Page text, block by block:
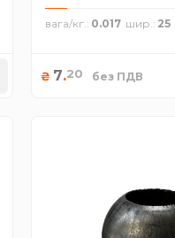
вага/кг. 0.017 шир. 25
₴ 7.20 без ПДВ